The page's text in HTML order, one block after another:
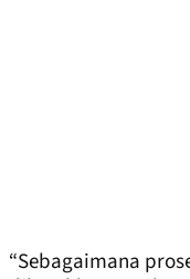
“Sebagaimana